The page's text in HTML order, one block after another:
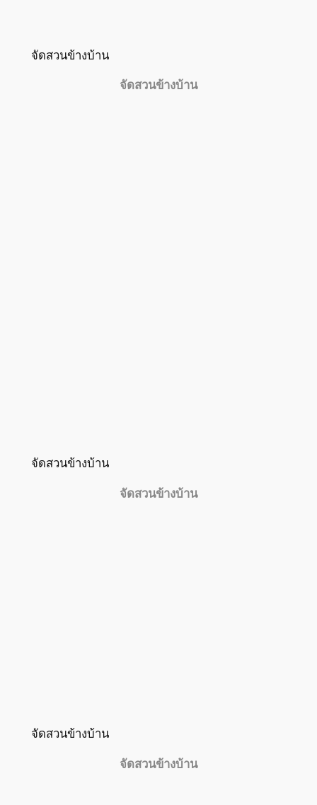
จัดสวนข้างบ้าน
จัดสวนข้างบ้าน
จัดสวนข้างบ้าน
จัดสวนข้างบ้าน
จัดสวนข้างบ้าน
จัดสวนข้างบ้าน